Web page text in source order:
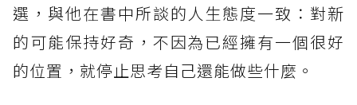
選，與他在書中所談的人生態度一致：對新
的可能保持好奇，不因為已經擁有一個很好
的位置，就停止思考自己還能做些什麼。